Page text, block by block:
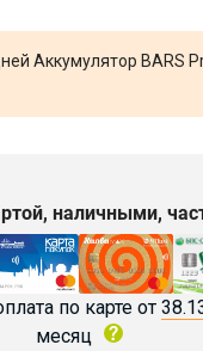
Аккумулятор BARS
наличными,
по карте от
месяц